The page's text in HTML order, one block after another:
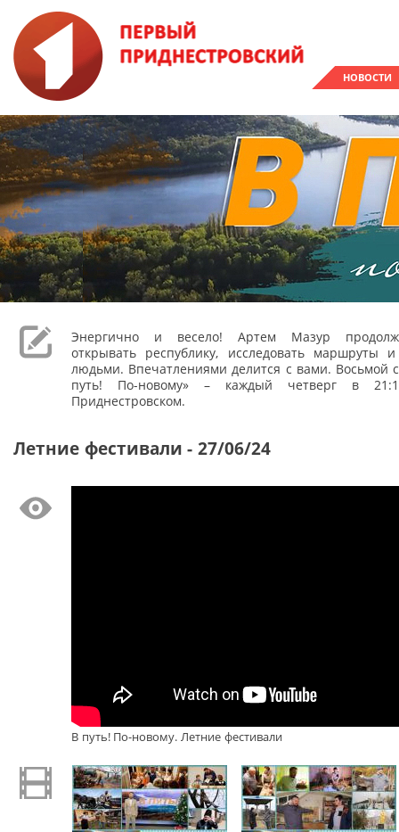
НОВОСТИ
Энергично и весело! Артем Мазур
открывать республику, исследовать маршруты
людьми. Впечатлениями делится с вами. Восьмой
путь! По-новому» – каждый четверг в
Приднестровском.
Летние фестивали - 27/06/24
В путь! По-новому. Летние фестивали